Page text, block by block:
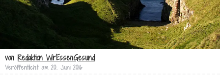
von Redaktion WirEssenGesund
Veröffentlicht am 20. Juni 2016